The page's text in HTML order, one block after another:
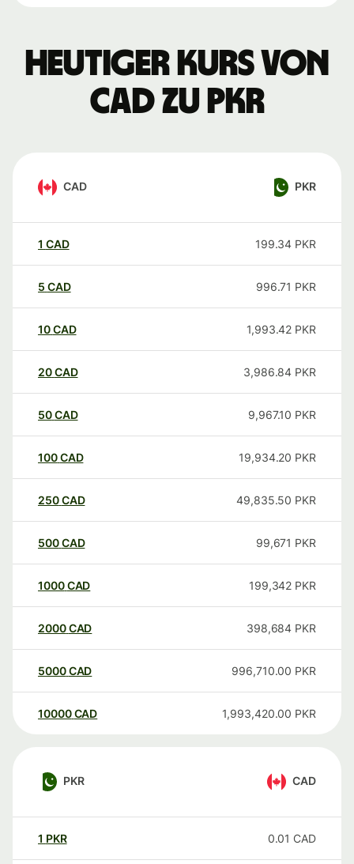
Heutiger Kurs von
CAD zu PKR
CAD PKR
1 CAD 199.34 PKR
5 CAD 996.71 PKR
10CAD 1,993.42 PKR
20CAD 3,986.84 PKR
50CAD 9,967.10 PKR
100CAD 19,934.20 PKR
250CAD 49,835.50 PKR
500CAD 99,671 PKR
1000CAD 199,342 PKR
2000CAD 398,684 PKR
5000CAD 996,710.00 PKR
10000 CAD 1,993,420.00 PKR
PKR CAD
1 PKR 0.01 CAD